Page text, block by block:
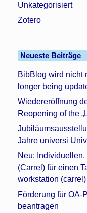
Unkategorisiert
Zotero
Neueste Beiträge
BibBlog wird nicht
longer being
Wiedereröffnung
Reopening of the
Jahre universi
Neu:
(Carrel) für einen
workstation
Förderung für OA-
beantragen